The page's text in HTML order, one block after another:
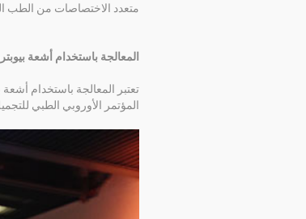
متعدد الاختصاصات من الطب
المعالجة باستخدام أشعة
تعتبر المعالجة باستخدام
المؤتمر الأوروبي الطبي للتجميل ومكافحة